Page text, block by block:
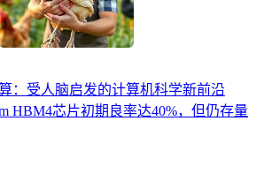
：受人脑启发的计算机科学新前沿
HBM4芯片初期良率达40%，但仍存量